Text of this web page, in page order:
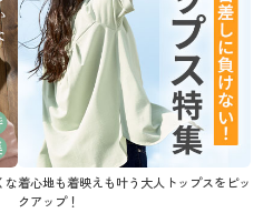
な着心地も着映えも叶う大人トップスをピッ
クアップ！